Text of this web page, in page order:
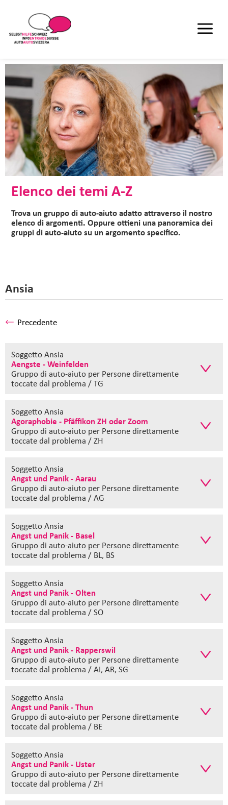
Elenco dei temi A-Z
Trova un gruppo di auto-aiuto adatto attraverso il nostro
elenco di argomenti. Oppure ottieni una panoramica dei
gruppi di auto-aiuto su un argomento specifico.
Ansia
Precedente
Soggetto Ansia
Aengste - Weinfelden
Gruppo di auto-aiuto per Persone direttamente
toccate dal problema / TG
Soggetto Ansia
Agoraphobie - Pfäffikon ZH oder Zoom
Gruppo di auto-aiuto per Persone direttamente
toccate dal problema / ZH
Soggetto Ansia
Angst und Panik - Aarau
Gruppo di auto-aiuto per Persone direttamente
toccate dal problema / AG
Soggetto Ansia
Angst und Panik - Basel
Gruppo di auto-aiuto per Persone direttamente
toccate dal problema / BL, BS
Soggetto Ansia
Angst und Panik - Olten
Gruppo di auto-aiuto per Persone direttamente
toccate dal problema / SO
Soggetto Ansia
Angst und Panik - Rapperswil
Gruppo di auto-aiuto per Persone direttamente
toccate dal problema / AI, AR, SG
Soggetto Ansia
Angst und Panik - Thun
Gruppo di auto-aiuto per Persone direttamente
toccate dal problema / BE
Soggetto Ansia
Angst und Panik - Uster
Gruppo di auto-aiuto per Persone direttamente
toccate dal problema / ZH